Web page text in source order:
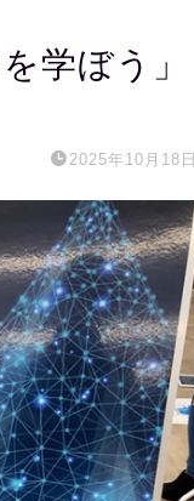
学ぼう」
2025年10月18日